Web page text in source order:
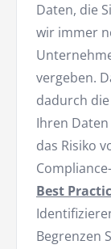
Daten, die
wir immer
vergeben.
dadurch
Ihren
das Risiko
Best
Begrenzen